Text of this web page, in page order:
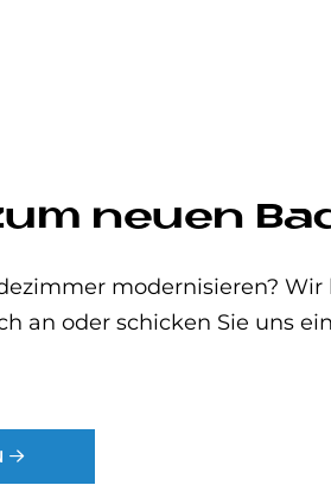
neuen
modernisieren? Wir
an oder schicken Sie uns